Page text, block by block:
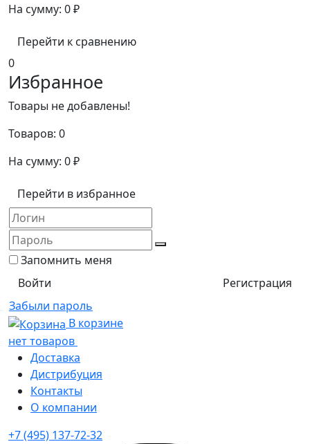
На сумму: 0₽
Перейти к сравнению
0
Избранное
Товары не добавлены!
Товаров: 0
На сумму: 0₽
Перейти в избранное
Запомнить меня
Регистрация
Забыли пароль
В корзине
нет товаров
Доставка
Дистрибуция
Контакты
О компании
+7 (495) 137-72-32